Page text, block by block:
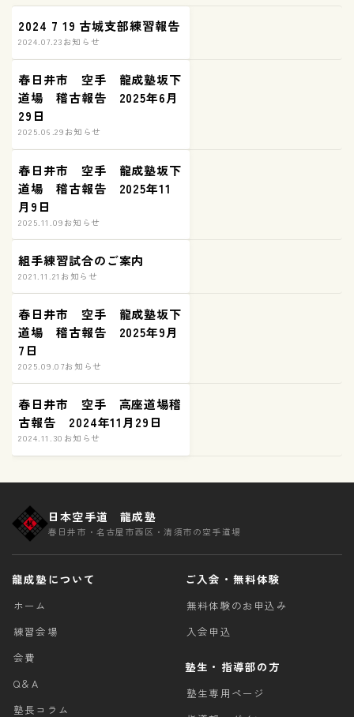
2024 7 19 古城支部練習報告
2024.07.23お知らせ
春日井市 空手 龍成塾坂下
道場 稽古報告 2025年6月
29日
2025.06.29お知らせ
春日井市 空手 龍成塾坂下
道場 稽古報告 2025年11
月9日
2025.11.09お知らせ
組手練習試合のご案内
2021.11.21 お知らせ
春日井市 空手 龍成塾坂下
道場 稽古報告 2025年9月
7日
2025.09.07お知らせ
春日井市 空手 高座道場稽
古報告 2024年11月29日
2024.11.30 お知らせ
日本空手道 龍成塾
春日井市・名古屋市西区・清須市の空手道場
龍成塾について
ホーム
練習会場
会費
Q＆A
塾長コラム
ご入会・無料体験
無料体験のお申込み
入会申込
塾生・指導部の方
塾生専用ページ